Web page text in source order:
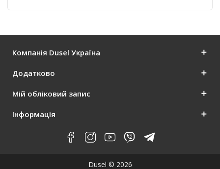
Компанія Dusel Україна
Додатково
Мій обліковий запис
Інформація
Dusel © 2026